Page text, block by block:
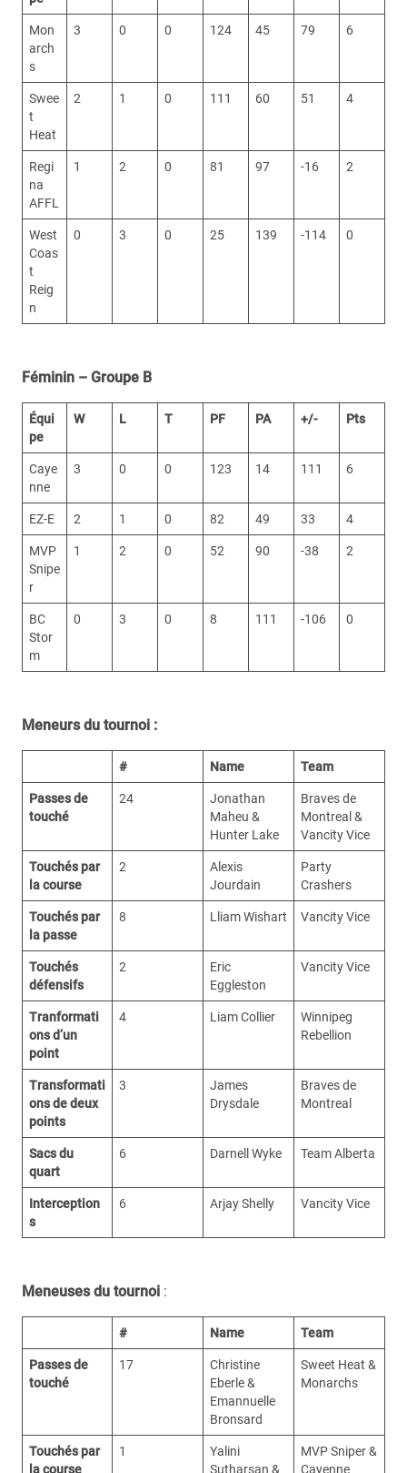
Mon
arch
s
3 0 0 124 45 79 6
Swee
t
Heat
2 1 0 111 60 51 4
Regi
na
AFFL
1 2 0 81 97 -16 2
West
Coas
t
Reig
n
0 3 0 25 139 -114 0
Féminin – Groupe B
Équi
pe
W L T PF PA +/- Pts
Caye
nne
3 0 0 123 14 111 6
EZ-E 2 1 0 82 49 33 4
MVP
Snipe
r
1 2 0 52 90 -38 2
BC
Stor
m
0 3 0 8 111 -106 0
Meneurs du tournoi :
# Name Team
Passes de
touché
24
Jonathan
Maheu &
Hunter Lake
Braves de
Montreal &
Vancity Vice
Touchés par
la course
2
Alexis
Jourdain
Party
Crashers
Touchés par
la passe
8 Lliam Wishart Vancity Vice
Touchés
défensifs
2
Eric
Eggleston
Vancity Vice
Tranformati
ons d’un
point
4 Liam Collier
Winnipeg
Rebellion
Transformati
ons de deux
points
3
James
Drysdale
Braves de
Montreal
Sacs du
quart
6 Darnell Wyke Team Alberta
Interception
s
6 Arjay Shelly Vancity Vice
Meneuses du tournoi :
# Name Team
Passes de
touché
17
Christine
Eberle &
Emannuelle
Bronsard
Sweet Heat &
Monarchs
Touchés par
la course
1
Yalini
Sutharsan &
MVP Sniper &
Cayenne